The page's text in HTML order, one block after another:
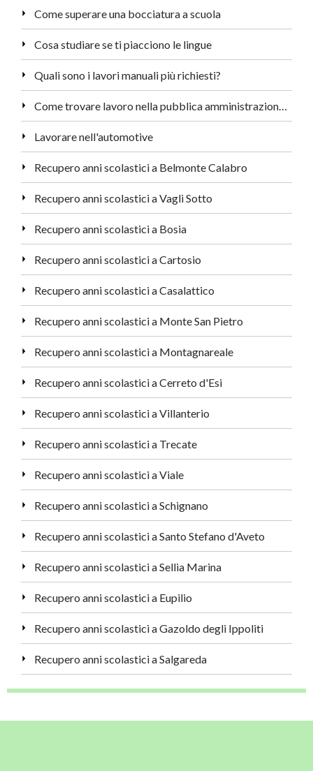
Come superare una bocciatura a scuola
Cosa studiare se ti piacciono le lingue
Quali sono i lavori manuali più richiesti?
Come trovare lavoro nella pubblica amministrazione a Roma
Lavorare nell'automotive
Recupero anni scolastici a Belmonte Calabro
Recupero anni scolastici a Vagli Sotto
Recupero anni scolastici a Bosia
Recupero anni scolastici a Cartosio
Recupero anni scolastici a Casalattico
Recupero anni scolastici a Monte San Pietro
Recupero anni scolastici a Montagnareale
Recupero anni scolastici a Cerreto d'Esi
Recupero anni scolastici a Villanterio
Recupero anni scolastici a Trecate
Recupero anni scolastici a Viale
Recupero anni scolastici a Schignano
Recupero anni scolastici a Santo Stefano d'Aveto
Recupero anni scolastici a Sellia Marina
Recupero anni scolastici a Eupilio
Recupero anni scolastici a Gazoldo degli Ippoliti
Recupero anni scolastici a Salgareda